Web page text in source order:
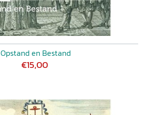
Opstand en Bestand
€15,00